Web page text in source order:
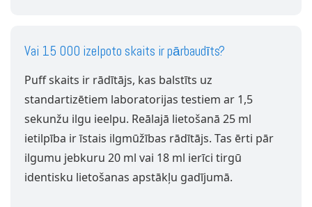
Vai 15 000 izelpoto skaits ir pārbaudīts?
Puff skaits ir rādītājs, kas balstīts uz
standartizētiem laboratorijas testiem ar 1,5
sekunžu ilgu ieelpu. Reālajā lietošanā 25 ml
ietilpība ir īstais ilgmūžības rādītājs. Tas ērti pār
ilgumu jebkuru 20 ml vai 18 ml ierīci tirgū
identisku lietošanas apstākļu gadījumā.